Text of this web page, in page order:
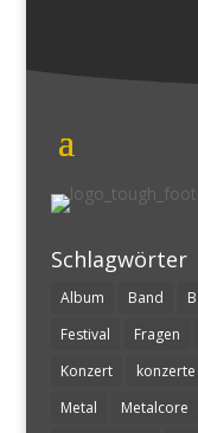
Schlagwörter
Album Band
Festival
Fragen
Konzert
konzerte
Metal
Metalcore